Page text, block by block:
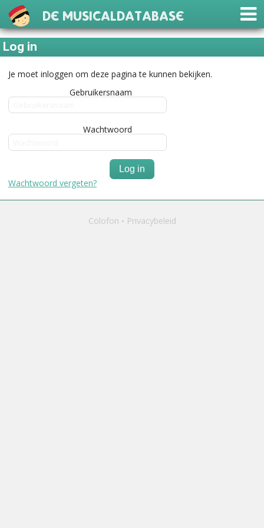
De Musicaldatabase
Log in
Je moet inloggen om deze pagina te kunnen bekijken.
Gebruikersnaam
Wachtwoord
Log in
Wachtwoord vergeten?
Colofon Privacybeleid